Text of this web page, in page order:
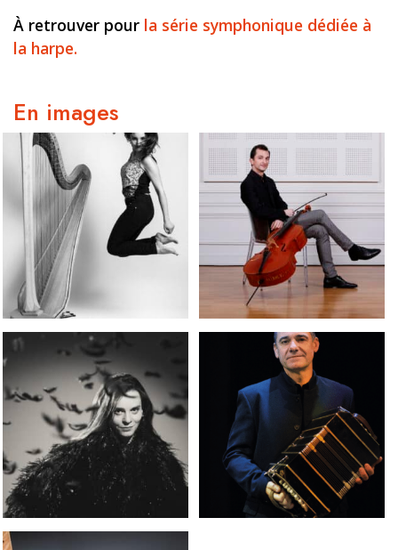
À retrouver pour la série symphonique dédiée à
la harpe.
En images